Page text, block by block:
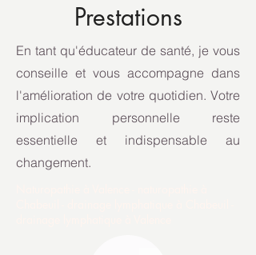
Prestations
En tant qu'éducateur de santé, je vous
conseille et vous accompagne dans
l'amélioration de votre quotidien. Votre
implication personnelle reste
essentielle et indispensable au
changement.